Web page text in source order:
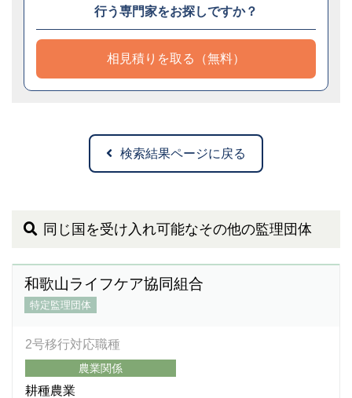
行う専門家をお探しですか？
相見積りを取る（無料）
検索結果ページに戻る
同じ国を受け入れ可能なその他の監理団体
和歌山ライフケア協同組合
特定監理団体
2号移行対応職種
農業関係
耕種農業